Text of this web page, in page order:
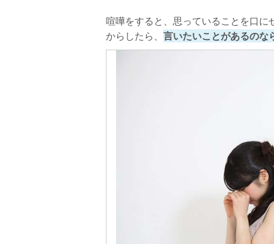
喧嘩をすると、思っていることを口に
からしたら、 言いたいことがあるのな